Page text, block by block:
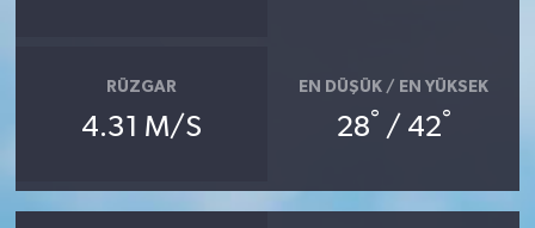
RÜZGAR
4.31 M/S
EN DÜŞÜK / EN YÜKSEK
28° / 42°